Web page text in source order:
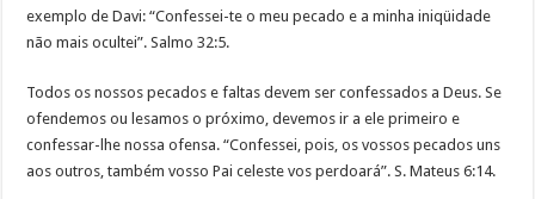
exemplo de Davi: “Confessei-te o meu pecado e a minha iniqüidade
não mais ocultei”. Salmo 32:5.
Todos os nossos pecados e faltas devem ser confessados a Deus. Se
ofendemos ou lesamos o próximo, devemos ir a ele primeiro e
confessar-lhe nossa ofensa. “Confessei, pois, os vossos pecados uns
aos outros, também vosso Pai celeste vos perdoará”. S. Mateus 6:14.